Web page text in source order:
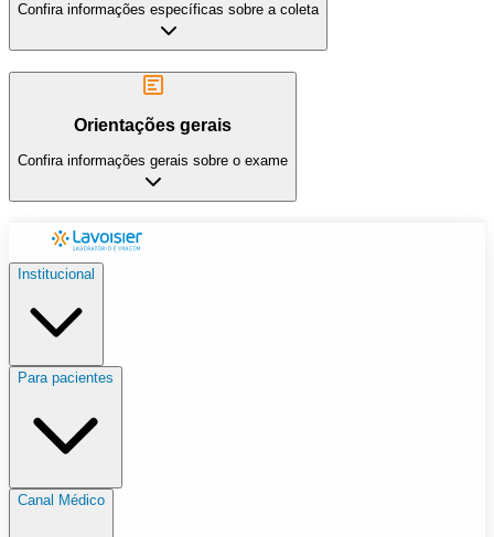
Confira informações específicas sobre a coleta
Orientações gerais
Confira informações gerais sobre o exame
Institucional
Para pacientes
Canal Médico